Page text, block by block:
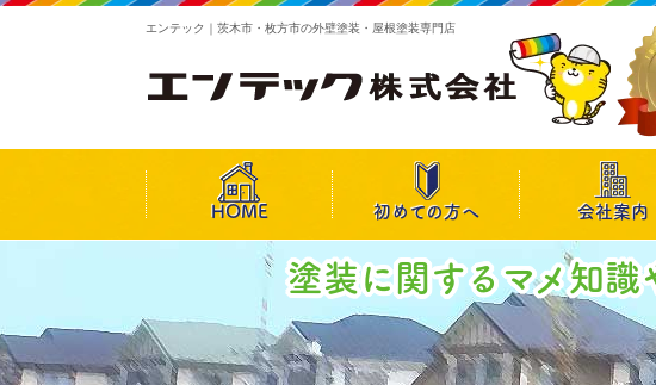
エンテック｜茨木市・枚方市の外壁塗装・屋根塗装専門店
HOME 初めての方へ 会社案内
塗装に関するマメ知識